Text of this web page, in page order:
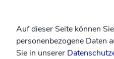
Auf dieser Seite können
personenbezogene Daten
Sie in unserer